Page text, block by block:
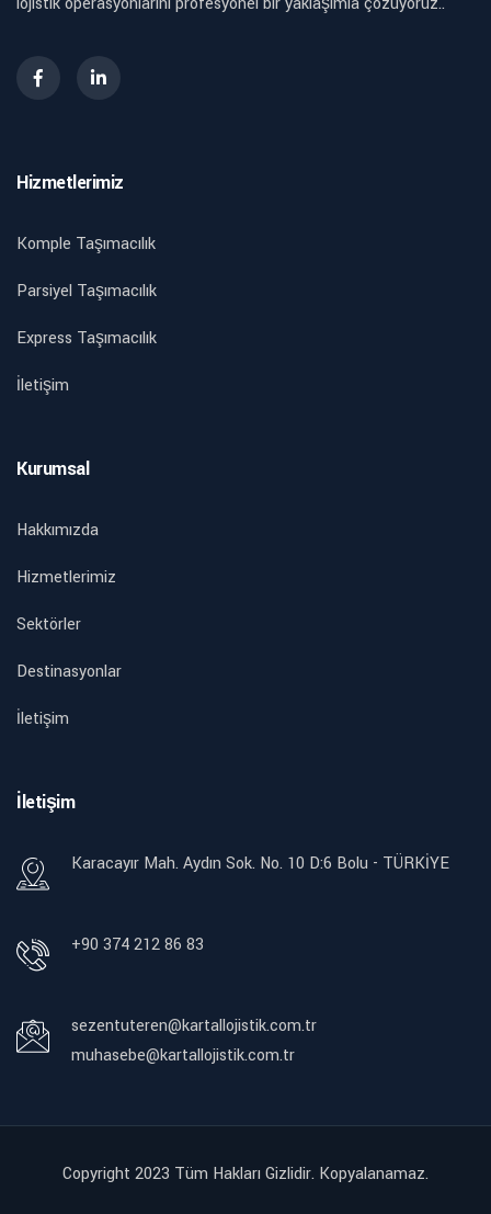
Hizmetlerimiz
Komple Taşımacılık
Parsiyel Taşımacılık
Express Taşımacılık
İletişim
Kurumsal
Hakkımızda
Hizmetlerimiz
Sektörler
Destinasyonlar
İletişim
İletişim
Karacayır Mah. Aydın Sok. No. 10 D:6 Bolu - TÜRKİYE
+90 374 212 86 83
sezentuteren@kartallojistik.com.tr
muhasebe@kartallojistik.com.tr
Copyright 2023 Tüm Hakları Gizlidir. Kopyalanamaz.